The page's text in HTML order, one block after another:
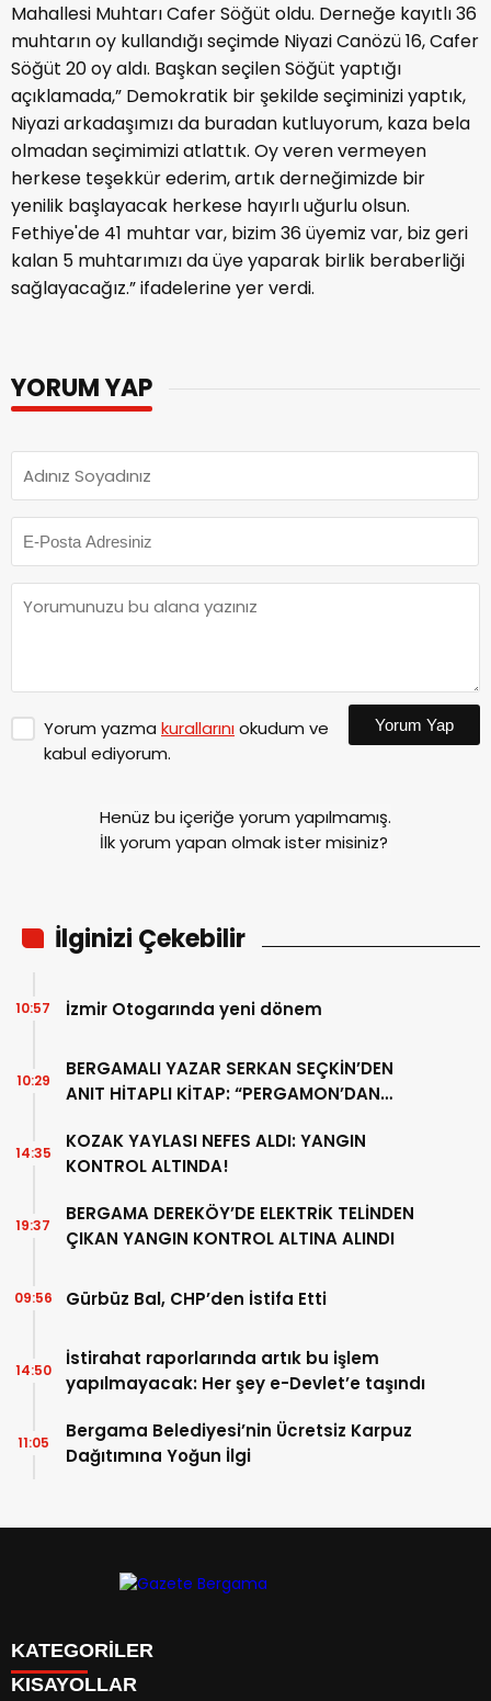
Mahallesi Muhtarı Cafer Söğüt oldu. Derneğe kayıtlı 36
muhtarın oy kullandığı seçimde Niyazi Canözü 16, Cafer
Söğüt 20 oy aldı. Başkan seçilen Söğüt yaptığı
açıklamada,” Demokratik bir şekilde seçiminizi yaptık,
Niyazi arkadaşımızı da buradan kutluyorum, kaza bela
olmadan seçimimizi atlattık. Oy veren vermeyen
herkese teşekkür ederim, artık derneğimizde bir
yenilik başlayacak herkese hayırlı uğurlu olsun.
Fethiye'de 41 muhtar var, bizim 36 üyemiz var, biz geri
kalan 5 muhtarımızı da üye yaparak birlik beraberliği
sağlayacağız.” ifadelerine yer verdi.
YORUM YAP
Yorum yazma kurallarınıokudum ve
kabul ediyorum.
Yorum Yap
Henüz bu içeriğe yorum yapılmamış.
İlk yorum yapan olmak ister misiniz?
İlginizi Çekebilir
İzmir Otogarında yeni dönem
10:57
BERGAMALI YAZAR SERKAN SEÇKİN’DEN
ANIT HİTAPLI KİTAP: “PERGAMON’DAN
10:29
KOZAK YAYLASI NEFES ALDI: YANGIN
KONTROL ALTINDA!
14:35
BERGAMA DEREKÖY’DE ELEKTRİK TELİNDEN
ÇIKAN YANGIN KONTROL ALTINA ALINDI
19:37
Gürbüz Bal, CHP’den İstifa Etti
09:56
İstirahat raporlarında artık bu işlem
yapılmayacak: Her şey e-Devlet’e taşındı
14:50
Bergama Belediyesi’nin Ücretsiz Karpuz
Dağıtımına Yoğun İlgi
11:05
KATEGORİLER
KISAYOLLAR